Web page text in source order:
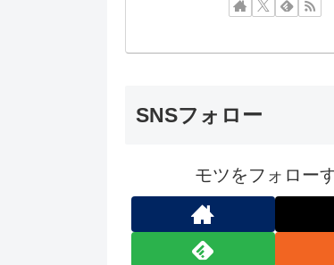
SNSフォロー
モツをフォロー